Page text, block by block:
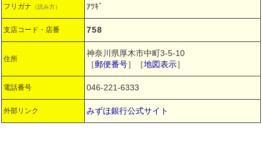
フリガナ （読み方） ｱﾂｷﾞ
支店コード・店番 758
住所
神奈川県厚木市中町3-5-10
［郵便番号］［地図表示］
電話番号 046-221-6333
外部リンク みずほ銀行公式サイト